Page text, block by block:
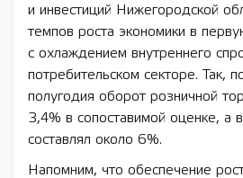
и инвестиций Нижегородской
темпов роста экономики в
с охлаждением внутреннего
потребительском секторе. Так,
полугодия оборот розничной
3,4% в сопоставимой оценке, а
составлял около 6%.
Напомним, что обеспечение